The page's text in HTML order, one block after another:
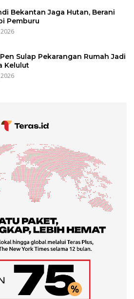
Bekantan Jaga Hutan, Berani
Pemburu
Sulap Pekarangan Rumah Jadi
Kelulut